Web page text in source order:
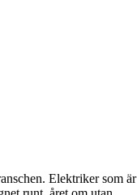
Elektriker som är